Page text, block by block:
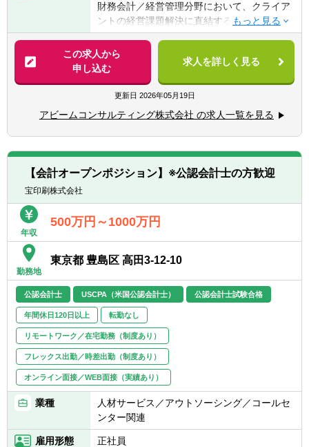
■コンサルティングファームでの実務経験を
お持ちの方
■事業会社において以下のご経験をお持ち
で、今後財務・会計コンサルタントとして活
躍することを希望する方
①社内IT部門などで社内SE/コンサルとして
財務・会計システムの導入・運用・改善経験
②会計×ITの改革推進経験や、BIツールを用い
※マネージャー以上の場合は、コンサルタン
【歓迎経験・スキル】
▽経験業務
■プロジェクトベースの業務経験
■社内、部内の業務改善活動経験
▽スキル
以下ソリューションの導入/構築に関わるプロ
ジェクト経験者は歓迎します。
■SAP（FI/CO/PS 他）
■Oracle
■Anaplan
■Kyriba
■BlackLine
■その他財務・会計システムのご経験
財務会計／経営管理分野において、クライア
ントの経営課題解決に直結するコンサルティ
ング業務を行っている組織です。
CFO機能の中核である経理・財務部門、経営
企画部門に対し、「業務プロセスの効率化」
「経営情報の可視化」「事業継続への適応」
の3つの視点から、「Solution」「Process」
「Analysis」の３つの分類にてDigital技術を
最大限に活用した多様なサービスを提供しま
す。
そのため、戦略構想フェーズから具体的な業
務改善／実行まで幅広く裁量を持った業務が
可能です。
入社後のアサイン先や業務内容(役割)は、即
業務領域／業種／テクノロジーの専門性と、
今後の中長期的なキャリア志向を伺い、双方
を勘案して決定します。
会計・財務・内部統制・BI(Business
Intelligence)等の経営管理分野において、ク
ライアントの経営課題解決・持続可能な変革
をもたらすコンサルティング(＝CFO支援)を
行います。具体的には、KPIの再定義、グロ
ーバル連結経営の導入、内部統制の強化、
DX（データ分析・活用、IT/AIを利用した業
務高度化など多数）案件等のプロジェクトに
従事することになります。
この求人から
申し込む
求人を詳しく見る
更新日 2026年05月19日
アビームコンサルティング株式会社 の求人一覧を見る
【会計オープンポジション】※公認会計士の方歓迎
宝印刷株式会社
年収
500万円～1000万円
勤務地
東京都 豊島区 高田3-12-10
公認会計士 USCPA（米国公認会計士） 公認会計士試験合格
年間休日120日以上 転勤なし
リモートワーク／在宅勤務（制度あり）
フレックス出勤／時差出勤（制度あり）
オンライン面接／WEB面接（実績あり）
業種
人材サービス／アウトソーシング／コールセ
ンター関連
雇用形態 正社員